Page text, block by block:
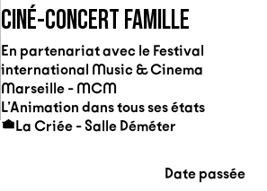
CINÉ-CONCERT FAMILLE
En partenariat avec le Festival
international Music & Cinema
Marseille - MCM
L’Animation dans tous ses états
La Criée - Salle Déméter
Date passée